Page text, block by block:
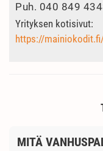
Puh. 040 849
Yrityksen kotisivut:
https://
MITÄ